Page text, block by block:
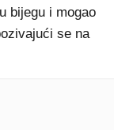
bijegu i mogao
se na